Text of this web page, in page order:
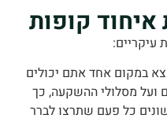
קופות
אחד אתם יכולים
מסלולי ההשקעה, כך
כל פעם שתרצו לברר